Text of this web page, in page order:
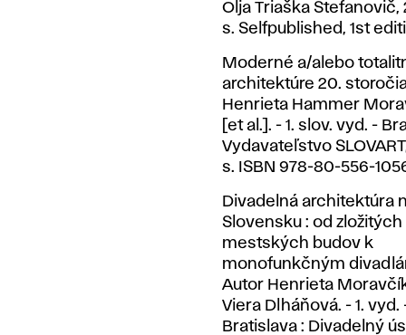
Olja Triaška Stefanovič,
s. Selfpublished, 1st
Moderné a/alebo
architektúre 20.
Henrieta Hammer
[et al.]. - 1. slov. vyd. -
Vydavateľstvo SLOVART,
s. ISBN 978-80-556-
Divadelná architektúra
Slovensku : od zložitých
mestských budov k
monofunkčným
Autor Henrieta
Viera Dlháňová. - 1. vyd.
Bratislava : Divadelný